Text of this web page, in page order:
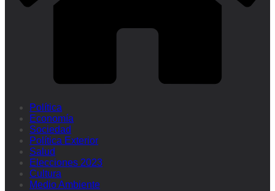
Política
Economía
Sociedad
Política Exterior
Salud
Elecciones 2023
Cultura
Medio Ambiente